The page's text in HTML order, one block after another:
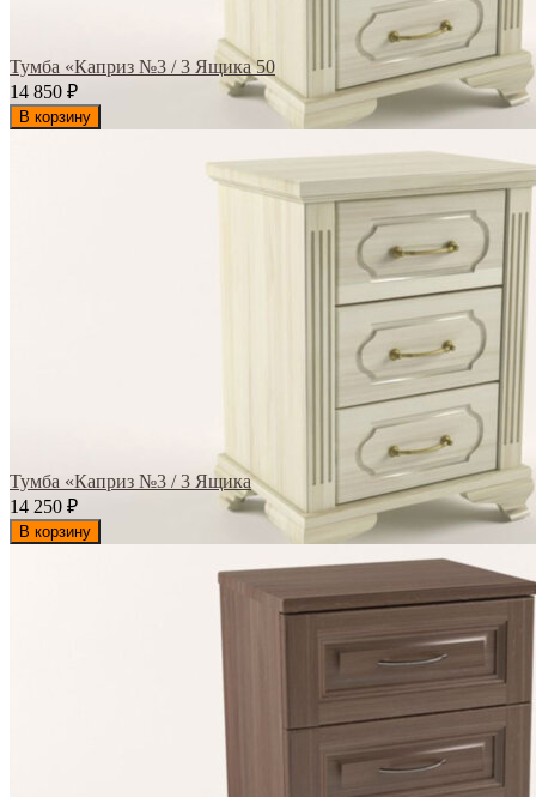
Тумба «Каприз №3 / 3 Ящика 50
14 850 ₽
В корзину
Тумба «Каприз №3 / 3 Ящика
14 250 ₽
В корзину